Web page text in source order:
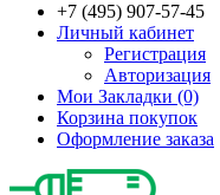
+7 (495) 907-57-45
Личный кабинет
Регистрация
Авторизация
Мои Закладки (0)
Корзина покупок
Оформление заказа